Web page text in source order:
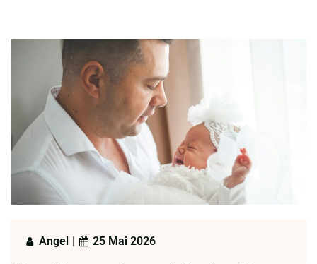
Angel | 25 Mai 2026